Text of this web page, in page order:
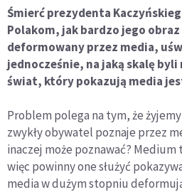
Śmierć prezydenta
Polakom, jak bardzo jego obraz
deformowany przez media,
jednocześnie, na jaką skalę
świat, który pokazują media
Problem polega na tym, że
zwykły obywatel poznaje przez
inaczej może poznawać?
więc powinny one służyć
media w dużym stopniu